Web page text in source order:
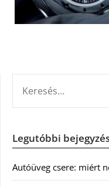
Legutóbbi
Autóüveg csere: miért